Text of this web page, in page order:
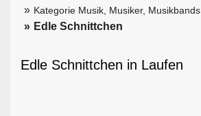
Kategorie Musik, Musiker, Musikbands
Edle Schnittchen
Edle Schnittchen in Laufen